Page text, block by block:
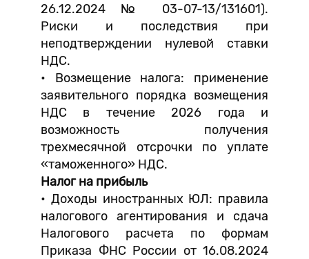
26.12.2024 № 03-07-13/131601).
Риски и последствия при
неподтверждении нулевой ставки
НДС.
• Возмещение налога: применение
заявительного порядка возмещения
НДС в течение 2026 года и
возможность получения
трехмесячной отсрочки по уплате
«таможенного» НДС.
Налог на прибыль
• Доходы иностранных ЮЛ: правила
налогового агентирования и сдача
Налогового расчета по формам
Приказа ФНС России от 16.08.2024